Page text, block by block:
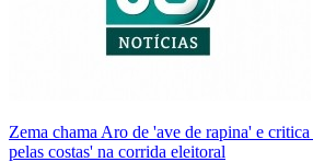
Zema chama Aro de 'ave de rapina' e
pelas costas' na corrida eleitoral